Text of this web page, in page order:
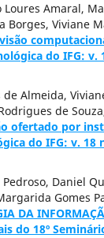
Amaral,
Viviane
do IFG: v.
Almeida,
de
ofertado por
do IFG: v. 18
Daniel
Gomes
DA
do 18º